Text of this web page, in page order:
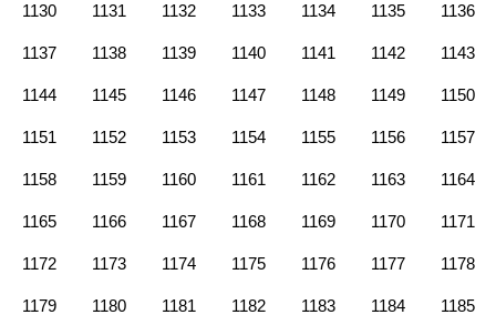
1130 1131 1132 1133 1134 1135 1136
1137 1138 1139 1140 1141 1142 1143
1144 1145 1146 1147 1148 1149 1150
1151 1152 1153 1154 1155 1156 1157
1158 1159 1160 1161 1162 1163 1164
1165 1166 1167 1168 1169 1170 1171
1172 1173 1174 1175 1176 1177 1178
1179 1180 1181 1182 1183 1184 1185